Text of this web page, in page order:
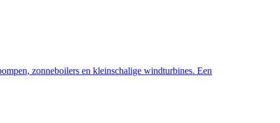
zonneboilers en kleinschalige windturbines. Een